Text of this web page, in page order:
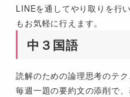
LINEを通してやり取りを行
もお気軽に行えます。
中３国語
読解のための論理思考のテ
毎週一題の要約文の添削で